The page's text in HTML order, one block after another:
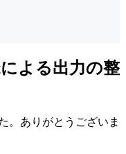
よる出力の整
。ありがとうございま